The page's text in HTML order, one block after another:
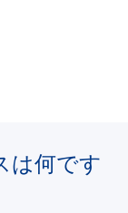
は何です